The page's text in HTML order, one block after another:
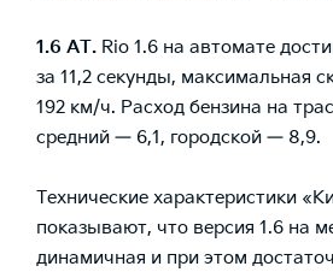
1.6 АТ. Rio 1.6 на автомате
за 11,2 секунды, максимальная
192 км/ч. Расход бензина на
средний — 6,1, городской — 8,9.
Технические характеристики
показывают, что версия 1.6 на
динамичная и при этом